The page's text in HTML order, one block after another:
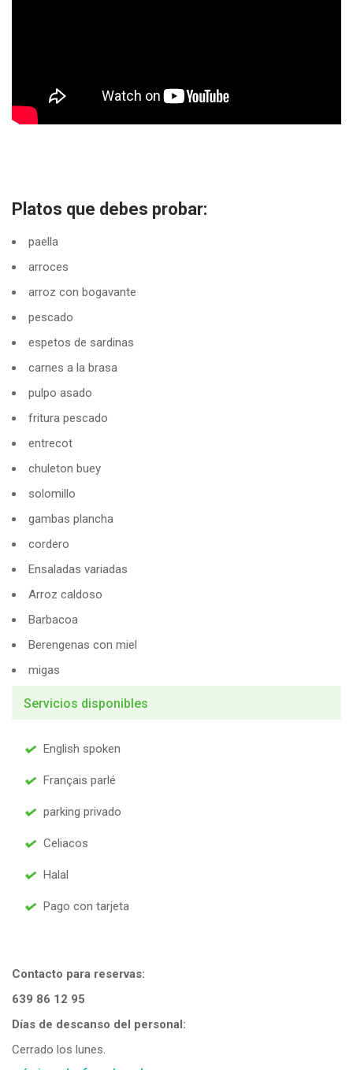
Platos que debes probar:
paella
arroces
arroz con bogavante
pescado
espetos de sardinas
carnes a la brasa
pulpo asado
fritura pescado
entrecot
chuleton buey
solomillo
gambas plancha
cordero
Ensaladas variadas
Arroz caldoso
Barbacoa
Berengenas con miel
migas
Servicios disponibles
English spoken
Français parlé
parking privado
Celiacos
Halal
Pago con tarjeta
Contacto para reservas:
639 86 12 95
Días de descanso del personal:
Cerrado los lunes.